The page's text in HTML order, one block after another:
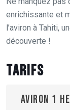
enrichissante et
l’aviron à Tahiti,
découverte !
Tarifs
Aviron 1